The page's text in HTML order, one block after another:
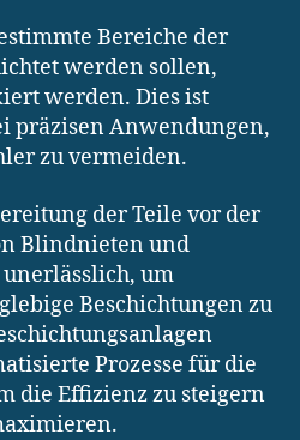
Bereiche der
werden sollen,
werden. Dies ist
präzisen Anwendungen,
zu vermeiden.
der Teile vor der
Blindnieten und
um
Beschichtungen zu
Prozesse für die
die Effizienz zu steigern